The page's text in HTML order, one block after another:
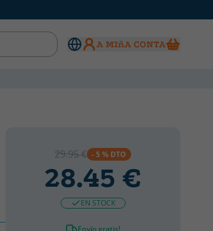
A MIñA CONTA
29.95 € - 5 % DTO
28.45 €
EN STOCK
Envío gratis!